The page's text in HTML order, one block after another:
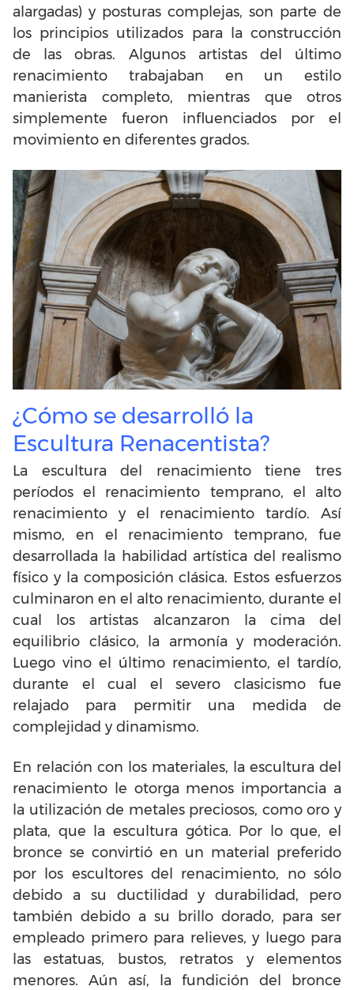
alargadas) y posturas complejas, son parte de
los principios utilizados para la construcción
de las obras. Algunos artistas del último
renacimiento trabajaban en un estilo
manierista completo, mientras que otros
simplemente fueron influenciados por el
movimiento en diferentes grados.
¿Cómo se desarrolló la
Escultura Renacentista?
La escultura del renacimiento tiene tres
períodos el renacimiento temprano, el alto
renacimiento y el renacimiento tardío. Así
mismo, en el renacimiento temprano, fue
desarrollada la habilidad artística del realismo
físico y la composición clásica. Estos esfuerzos
culminaron en el alto renacimiento, durante el
cual los artistas alcanzaron la cima del
equilibrio clásico, la armonía y moderación.
Luego vino el último renacimiento, el tardío,
durante el cual el severo clasicismo fue
relajado para permitir una medida de
complejidad y dinamismo.
En relación con los materiales, la escultura del
renacimiento le otorga menos importancia a
la utilización de metales preciosos, como oro y
plata, que la escultura gótica. Por lo que, el
bronce se convirtió en un material preferido
por los escultores del renacimiento, no sólo
debido a su ductilidad y durabilidad, pero
también debido a su brillo dorado, para ser
empleado primero para relieves, y luego para
las estatuas, bustos, retratos y elementos
menores. Aún así, la fundición del bronce